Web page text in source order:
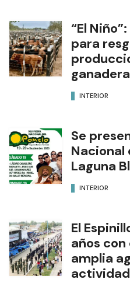
“El
para
INTERIOR
Se
Nacional
Laguna
INTERIOR
El
años con
amplia